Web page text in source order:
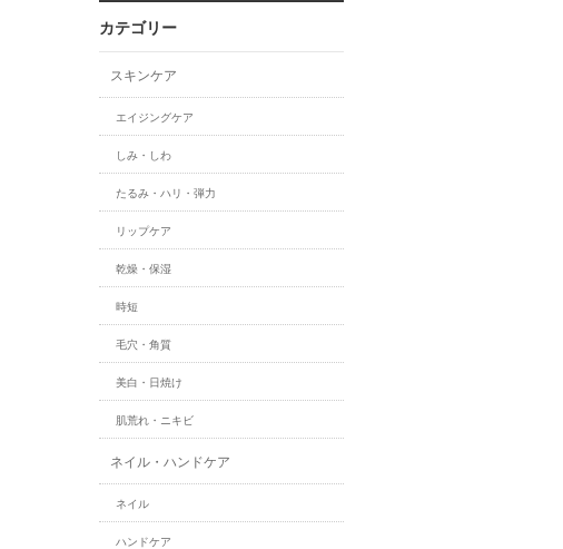
カテゴリー
スキンケア
エイジングケア
しみ・しわ
たるみ・ハリ・弾力
リップケア
乾燥・保湿
時短
毛穴・角質
美白・日焼け
肌荒れ・ニキビ
ネイル・ハンドケア
ネイル
ハンドケア